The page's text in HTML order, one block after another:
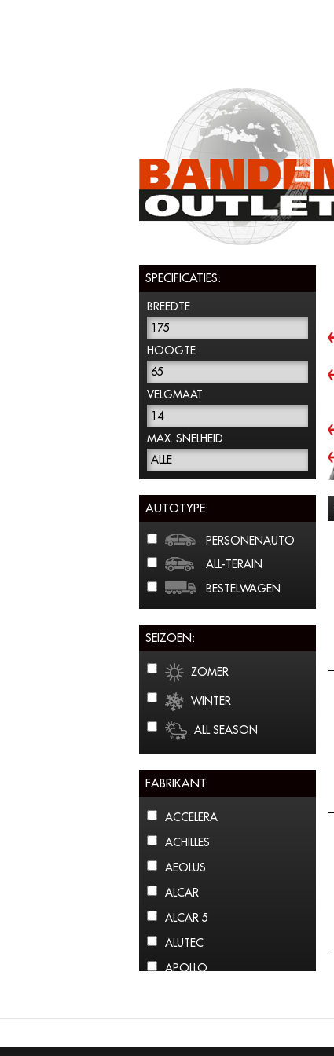
SPECIFICATIES:
BREEDTE
175
HOOGTE
65
VELGMAAT
14
MAX. SNELHEID
ALLE
AUTOTYPE:
PERSONENAUTO
ALL-TERAIN
BESTELWAGEN
SEIZOEN:
ZOMER
WINTER
ALL SEASON
FABRIKANT:
ACCELERA
ACHILLES
AEOLUS
ALCAR
ALCAR 5
ALUTEC
APOLLO
ARROWSPEED
ATLAS